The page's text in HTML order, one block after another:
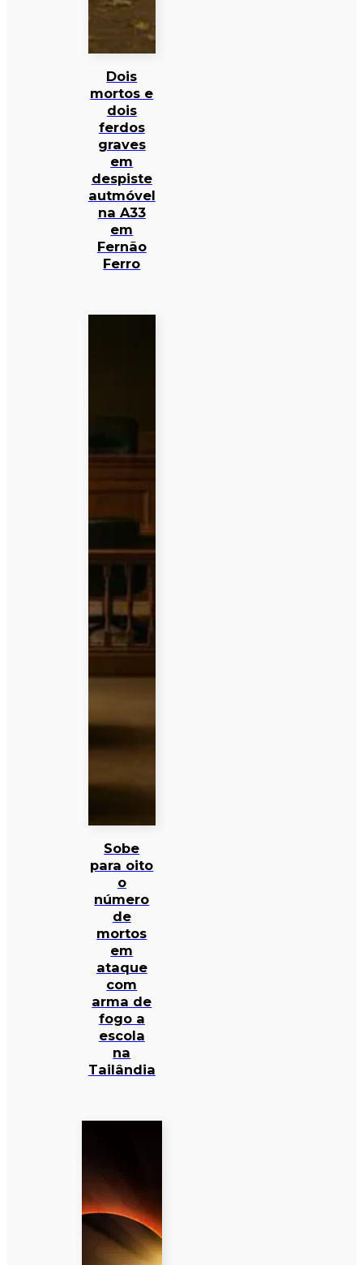
Dois
mortos e
dois
ferdos
graves
em
despiste
autmóvel
na A33
em
Fernão
Ferro
Sobe
para oito
o
número
de
mortos
em
ataque
com
arma de
fogo a
escola
na
Tailândia